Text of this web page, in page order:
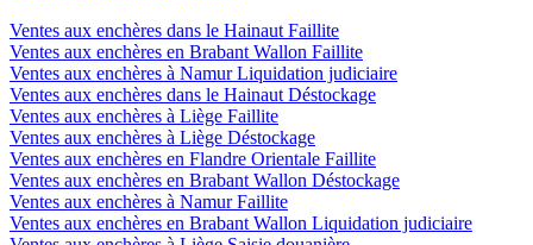
Ventes aux enchères dans le Hainaut Faillite
Ventes aux enchères en Brabant Wallon Faillite
Ventes aux enchères à Namur Liquidation judiciaire
Ventes aux enchères dans le Hainaut Déstockage
Ventes aux enchères à Liège Faillite
Ventes aux enchères à Liège Déstockage
Ventes aux enchères en Flandre Orientale Faillite
Ventes aux enchères en Brabant Wallon Déstockage
Ventes aux enchères à Namur Faillite
Ventes aux enchères en Brabant Wallon Liquidation judiciaire